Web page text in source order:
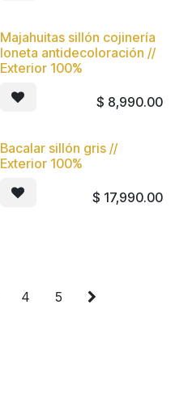
Nuevo
Majahuitas sillón cojinería
loneta antidecoloración //
Exterior 100%
$ 8,990.00
Nuevo
Bacalar sillón gris //
Exterior 100%
$ 17,990.00
4 5